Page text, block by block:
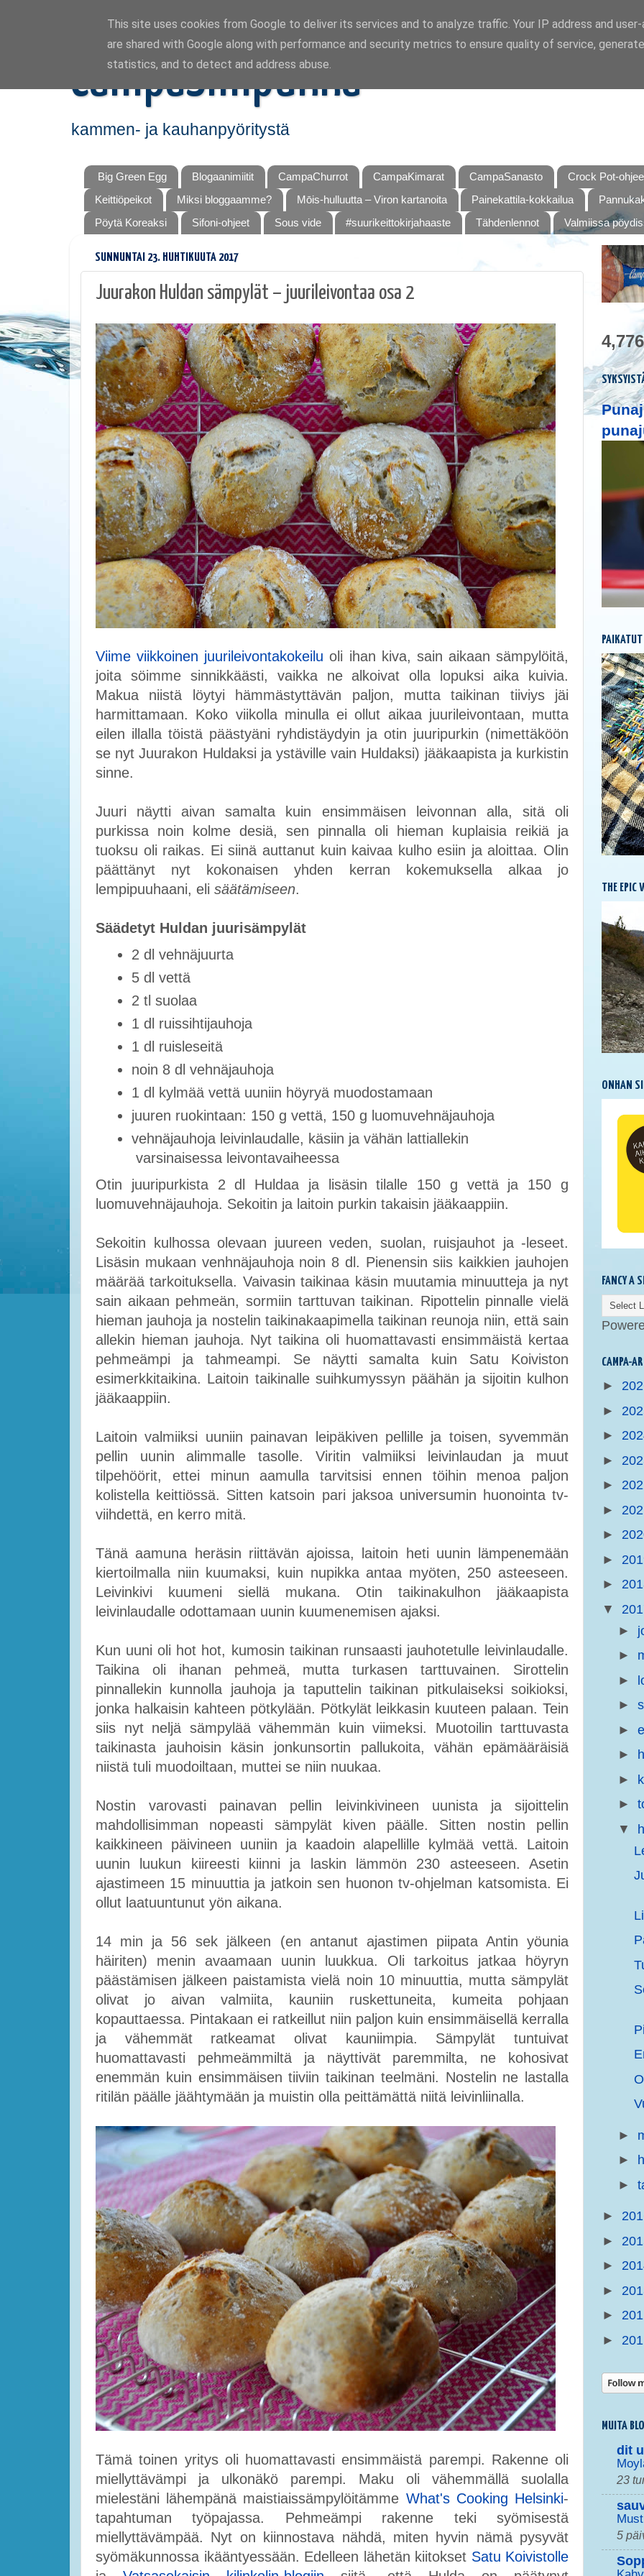
CampaSimpukka
kammen- ja kauhanpyöritystä
Big Green Egg Blogaanimiitit CampaChurrot CampaKimarat CampaSanasto
Crock Pot-
Keittiöpeikot
Miksi bloggaamme? Mōis-hulluutta – Viron kartanoita Painekattila-kokkailua
Pöytä Koreaksi
Sifoni-ohjeet Sous vide #suurikeittokirjahaaste Tähdenlennot Valmiissa
SUNNUNTAI 23. HUHTIKUUTA 2017
Juurakon Huldan sämpylät – juurileivontaa osa 2
Viime viikkoinen juurileivontakokeilu oli ihan kiva, sain aikaan sämpylöitä,
joita söimme sinnikkäästi, vaikka ne alkoivat olla lopuksi aika kuivia.
Makua niistä löytyi hämmästyttävän paljon, mutta taikinan tiiviys jäi
harmittamaan. Koko viikolla minulla ei ollut aikaa juurileivontaan, mutta
eilen illalla töistä päästyäni ryhdistäydyin ja otin juuripurkin (nimettäköön
se nyt Juurakon Huldaksi ja ystäville vain Huldaksi) jääkaapista ja kurkistin
sinne.
Juuri näytti aivan samalta kuin ensimmäisen leivonnan alla, sitä oli
purkissa noin kolme desiä, sen pinnalla oli hieman kuplaisia reikiä ja
tuoksu oli raikas. Ei siinä auttanut kuin kaivaa kulho esiin ja aloittaa. Olin
päättänyt nyt kokonaisen yhden kerran kokemuksella alkaa jo
lempipuuhaani, eli säätämiseen.
Säädetyt Huldan juurisämpylät
2 dl vehnäjuurta
5 dl vettä
2 tl suolaa
1 dl ruissihtijauhoja
1 dl ruisleseitä
noin 8 dl vehnäjauhoja
1 dl kylmää vettä uuniin höyryä muodostamaan
juuren ruokintaan: 150 g vettä, 150 g luomuvehnäjauhoja
vehnäjauhoja leivinlaudalle, käsiin ja vähän lattiallekin
varsinaisessa leivontavaiheessa
Otin juuripurkista 2 dl Huldaa ja lisäsin tilalle 150 g vettä ja 150 g
luomuvehnäjauhoja. Sekoitin ja laitoin purkin takaisin jääkaappiin.
Sekoitin kulhossa olevaan juureen veden, suolan, ruisjauhot ja -leseet.
Lisäsin mukaan venhnäjauhoja noin 8 dl. Pienensin siis kaikkien jauhojen
määrää tarkoituksella. Vaivasin taikinaa käsin muutamia minuutteja ja nyt
sain aikaan pehmeän, sormiin tarttuvan taikinan. Ripottelin pinnalle vielä
hieman jauhoja ja nostelin taikinakaapimella taikinan reunoja niin, että sain
allekin hieman jauhoja. Nyt taikina oli huomattavasti ensimmäistä kertaa
pehmeämpi ja tahmeampi. Se näytti samalta kuin Satu Koiviston
esimerkkitaikina. Laitoin taikinalle suihkumyssyn päähän ja sijoitin kulhon
jääkaappiin.
Laitoin valmiiksi uuniin painavan leipäkiven pellille ja toisen, syvemmän
pellin uunin alimmalle tasolle. Viritin valmiiksi leivinlaudan ja muut
tilpehöörit, ettei minun aamulla tarvitsisi ennen töihin menoa paljon
kolistella keittiössä. Sitten katsoin pari jaksoa universumin huonointa tv-
viihdettä, en kerro mitä.
Tänä aamuna heräsin riittävän ajoissa, laitoin heti uunin lämpenemään
kiertoilmalla niin kuumaksi, kuin nupikka antaa myöten, 250 asteeseen.
Leivinkivi kuumeni siellä mukana. Otin taikinakulhon jääkaapista
leivinlaudalle odottamaan uunin kuumenemisen ajaksi.
Kun uuni oli hot hot, kumosin taikinan runsaasti jauhotetulle leivinlaudalle.
Taikina oli ihanan pehmeä, mutta turkasen tarttuvainen. Sirottelin
pinnallekin kunnolla jauhoja ja taputtelin taikinan pitkulaiseksi soikioksi,
jonka halkaisin kahteen pötkylään. Pötkylät leikkasin kuuteen palaan. Tein
siis nyt neljä sämpylää vähemmän kuin viimeksi. Muotoilin tarttuvasta
taikinasta jauhoisin käsin jonkunsortin pallukoita, vähän epämääräisiä
niistä tuli muodoiltaan, muttei se niin nuukaa.
Nostin varovasti painavan pellin leivinkivineen uunista ja sijoittelin
mahdollisimman nopeasti sämpylät kiven päälle. Sitten nostin pellin
kaikkineen päivineen uuniin ja kaadoin alapellille kylmää vettä. Laitoin
uunin luukun kiireesti kiinni ja laskin lämmön 230 asteeseen. Asetin
ajastimeen 15 minuuttia ja jatkoin sen huonon tv-ohjelman katsomista. Ei
ollut laatuuntunut yön aikana.
14 min ja 56 sek jälkeen (en antanut ajastimen piipata Antin yöunia
häiriten) menin avaamaan uunin luukkua. Oli tarkoitus jatkaa höyryn
päästämisen jälkeen paistamista vielä noin 10 minuuttia, mutta sämpylät
olivat jo aivan valmiita, kauniin ruskettuneita, kumeita pohjaan
kopauttaessa. Pintakaan ei ratkeillut niin paljon kuin ensimmäisellä kerralla
ja vähemmät ratkeamat olivat kauniimpia. Sämpylät tuntuivat
huomattavasti pehmeämmiltä ja näyttivät paremmilta, ne kohosivat
enemmän kuin ensimmäisen tiiviin taikinan teelmäni. Nostelin ne lastalla
ritilän päälle jäähtymään ja muistin olla peittämättä niitä leivinliinalla.
Tämä toinen yritys oli huomattavasti ensimmäistä parempi. Rakenne oli
miellyttävämpi ja ulkonäkö parempi. Maku oli vähemmällä suolalla
mielestäni lähempänä maistiaissämpylöitämme What's Cooking Helsinki-
tapahtuman työpajassa. Pehmeämpi rakenne teki syömisestä
miellyttävämpää. Nyt on kiinnostava nähdä, miten hyvin nämä pysyvät
syömäkunnossa ikääntyessään. Edelleen lähetän kiitokset Satu Koivistolle
THE EPIC
ONHAN
FANCY A
CAMPA-
►
►
►
►
►
►
►
►
►
▼
►
►
►
►
►
►
►
►
▼
►
►
►
►
►
►
►
►
►
MUITA
dit
23
5
This site uses cookies from Google to deliver its services and to analyze traffic. Your IP address and
are shared with Google along with performance and security metrics to ensure quality of service,
statistics, and to detect and address abuse.